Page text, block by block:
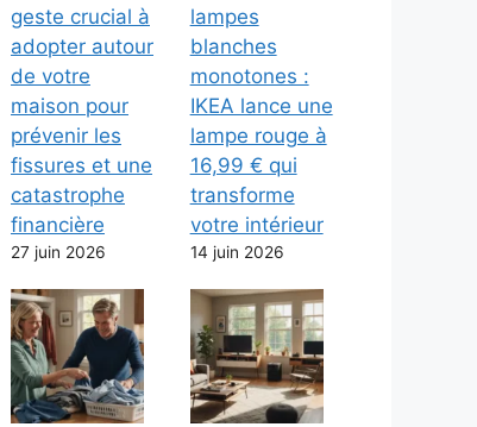
geste crucial à
adopter autour
de votre
maison pour
prévenir les
fissures et une
catastrophe
financière
27 juin 2026
lampes
blanches
monotones :
IKEA lance une
lampe rouge à
16,99 € qui
transforme
votre intérieur
14 juin 2026